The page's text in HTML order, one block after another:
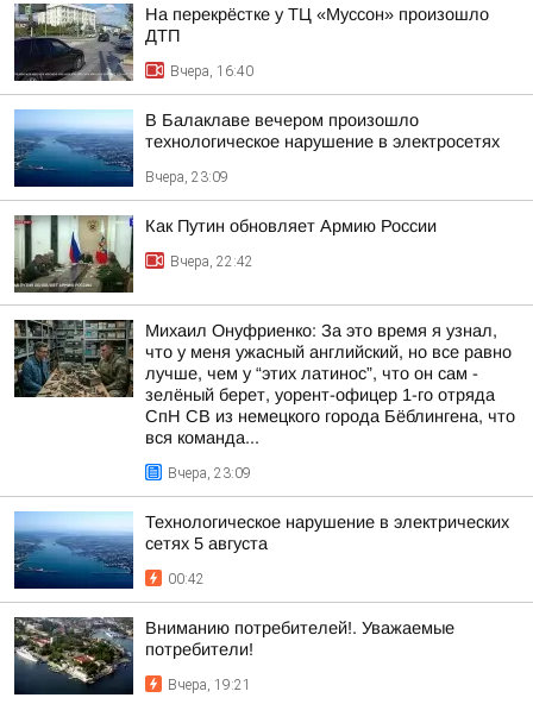
На перекрёстке у ТЦ «Муссон» произошло
ДТП
Вчера, 16:40
В Балаклаве вечером произошло
технологическое нарушение в электросетях
Вчера, 23:09
Как Путин обновляет Армию России
Вчера, 22:42
Михаил Онуфриенко: За это время я узнал,
что у меня ужасный английский, но все равно
лучше, чем у “этих латинос”, что он сам -
зелёный берет, уорент-офицер 1-го отряда
СпН СВ из немецкого города Бёблингена, что
вся команда...
Вчера, 23:09
Технологическое нарушение в электрических
сетях 5 августа
00:42
Вниманию потребителей!. Уважаемые
потребители!
Вчера, 19:21